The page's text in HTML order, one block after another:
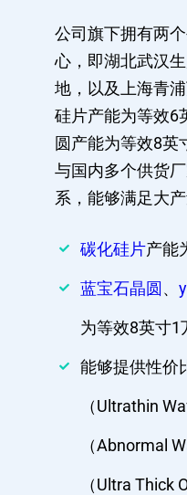
公司旗下拥有两
心，即湖北武汉
地，以及上海青
硅片产能为等效6
圆产能为等效8英
与国内多个供货
系，能够满足大产
碳化硅片产能
蓝宝石晶圆 、
为等效8英寸1
能够提供性价
（Ultrathin
（Abnormal
（Ultra Thick